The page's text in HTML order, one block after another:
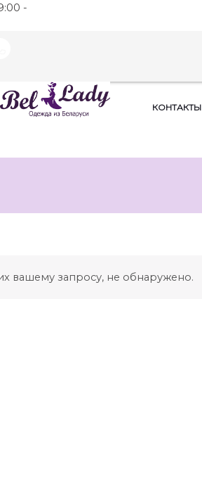
-
КОНТАКТЫ
вашему запросу, не обнаружено.